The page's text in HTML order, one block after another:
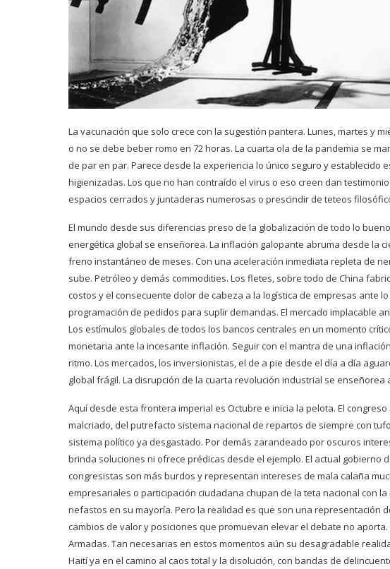
La vacunación que solo crece con la sugestión pantera. Lunes, martes y
o no se debe beber romo en 72 horas. La cuarta ola de la pandemia se
de par en par. Parece desde la experiencia lo único seguro y establecido
higienizadas. Los que no han contraído el virus o eso creen dan
espacios cerrados y juntaderas numerosas o prescindir de teteos
El mundo desde sus diferencias preso de la globalización de todo lo
energética global se enseñorea. La inflación galopante abruma desde la
freno instantáneo de meses. Con una aceleración inmediata repleta de
sube. Petróleo y demás commodities. Los fletes, sobre todo de China
costos y el consecuente dolor de cabeza a la logística de empresas ante
programación de pedidos para suplir demandas. El mercado implacable
Los estímulos globales de todos los bancos centrales en un momento
monetaria ante la incesante inflación. Seguir con el mantra de una
ritmo. Los mercados, los inversionistas, el de a pie desde el día a día
global frágil. La disrupción de la cuarta revolución industrial se enseñorea
Aquí desde esta frontera imperial es Octubre e inicia la pelota. El
malcriado, del putrefacto sistema nacional de repartos de siempre con
sistema político ya desgastado. Por demás zarandeado por oscuros
brinda soluciones ni ofrece prédicas desde el ejemplo. El actual gobierno
congresistas son más burdos y representan intereses de mala calaña
empresariales o participación ciudadana chupan de la teta nacional con
nefastos en su mayoría. Pero la realidad es que son una representación
cambios de valor y posiciones que promuevan elevar el debate no
Armadas. Tan necesarias en estos momentos aún su desagradable
Haití ya en el camino al caos total y la disolución, con bandas de